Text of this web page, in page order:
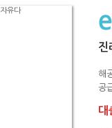
진
해
공
대